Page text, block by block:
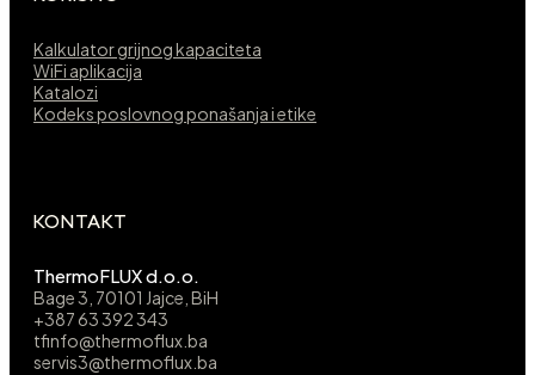
Kalkulator grijnog kapaciteta
WiFi aplikacija
Katalozi
Kodeks poslovnog ponašanja i etike
KONTAKT
ThermoFLUX d.o.o.
Bage 3, 70101 Jajce, BiH
+387 63 392 343
tfinfo@thermoflux.ba
servis3@thermoflux.ba